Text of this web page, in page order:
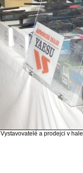
Vystavovatelé a prodejci v hale